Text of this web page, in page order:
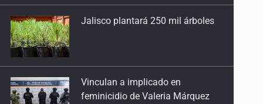
Vinculan a implicado en
Detienen a presunto reclutador de
17 años y salvan a dos